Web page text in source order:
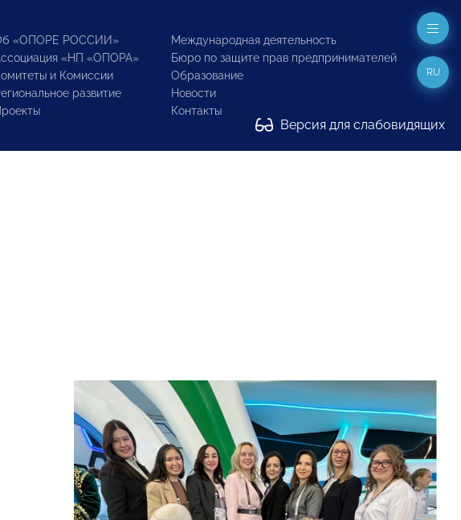
«ОПОРЕ РОССИИ»
«НП «ОПОРА»
и Комиссии
развитие
Международная деятельность
Бюро по защите прав предпринимателей
Образование
Новости
Контакты
Версия для слабовидящих
RU